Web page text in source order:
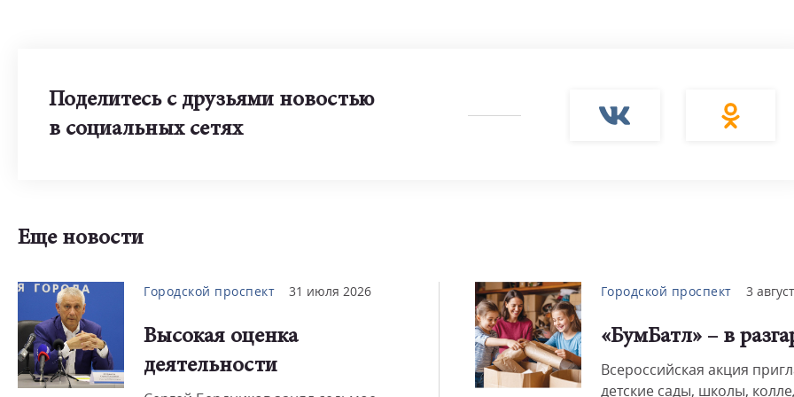
Поделитесь с друзьями новостью
в социальных сетях
Еще новости
Городской проспект 31 июля 2026
Высокая оценка
деятельности
Городской проспект 3
«БумБатл» – в
Всероссийская акция
детские сады, школы,